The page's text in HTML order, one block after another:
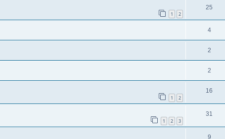
1 2
25
4
2
2
1 2
16
1 2 3
31
9